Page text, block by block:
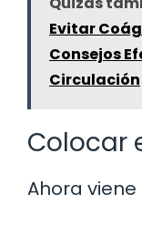
Evitar
Consejos
Circulación
Colocar
Ahora